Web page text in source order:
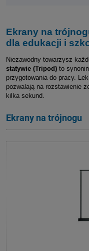
Ekrany na
dla edukacji i
Niezawodny towarzysz
statywie (Tripod) to
przygotowania do pracy.
pozwalają na rozstawienie
kilka sekund.
Ekrany na trójnogu